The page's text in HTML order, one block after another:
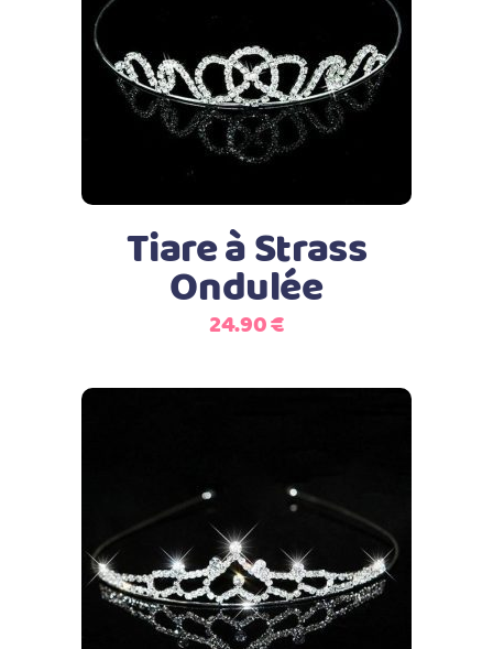
Ajouter au panier
Tiare à Strass
Ondulée
24.90€
Ajouter au panier